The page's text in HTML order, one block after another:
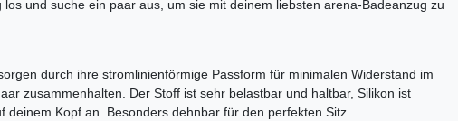
und suche ein paar aus, um sie mit deinem liebsten arena-Badeanzug zu
durch ihre stromlinienförmige Passform für minimalen Widerstand im
zusammenhalten. Der Stoff ist sehr belastbar und haltbar, Silikon ist
Kopf an. Besonders dehnbar für den perfekten Sitz.